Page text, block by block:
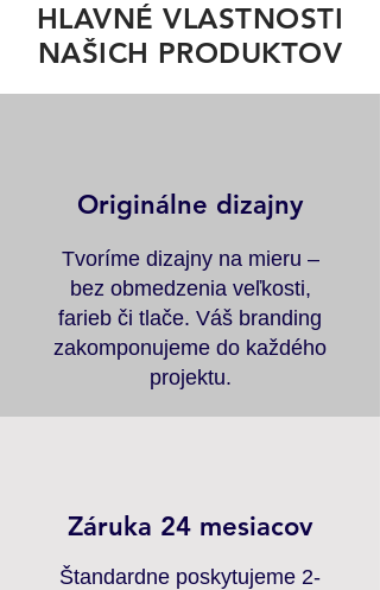
HLAVNÉ VLASTNOSTI
NAŠICH PRODUKTOV
Originálne dizajny
Tvoríme dizajny na mieru –
bez obmedzenia veľkosti,
farieb či tlače. Váš branding
zakomponujeme do každého
projektu.
Záruka 24 mesiacov
Štandardne poskytujeme 2-